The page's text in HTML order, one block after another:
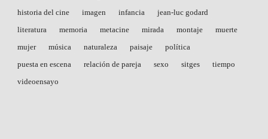
historia del cine
imagen infancia
jean-luc godard
literatura
memoria metacine mirada montaje
muerte
mujer
música naturaleza paisaje
política
puesta en escena
relación de pareja sexo sitges
tiempo
videoensayo